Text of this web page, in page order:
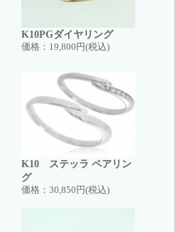
K10PGダイヤリング
価格： 19,800円(税込)
K10 ステッラ ペアリン
グ
価格： 30,850円(税込)